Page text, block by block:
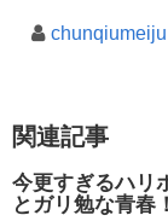
chunqiumeiju
関連記事
今更すぎるハ
とガリ勉な青春！